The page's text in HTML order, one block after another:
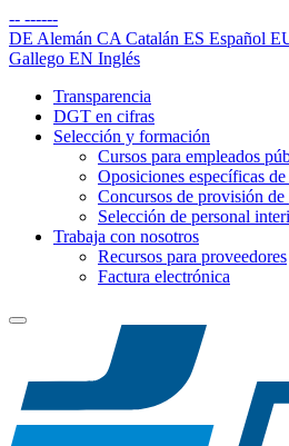
-- ------
DE Alemán CA Catalán ES Español
Gallego EN Inglés
Transparencia
DGT en cifras
Selección y formación
Cursos para empleados
Oposiciones específicas
Concursos de provisión de
Selección de personal
Trabaja con nosotros
Recursos para proveedores
Factura electrónica